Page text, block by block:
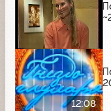
12:08